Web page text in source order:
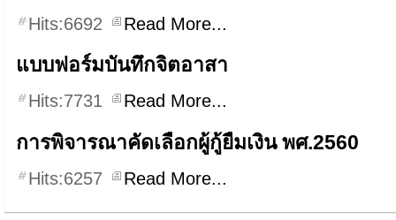
Hits:6692 Read More...
แบบฟอร์มบันทึกจิตอาสา
Hits:7731 Read More...
การพิจารณาคัดเลือกผู้กู้ยืมเงิน พศ.2560
Hits:6257 Read More...